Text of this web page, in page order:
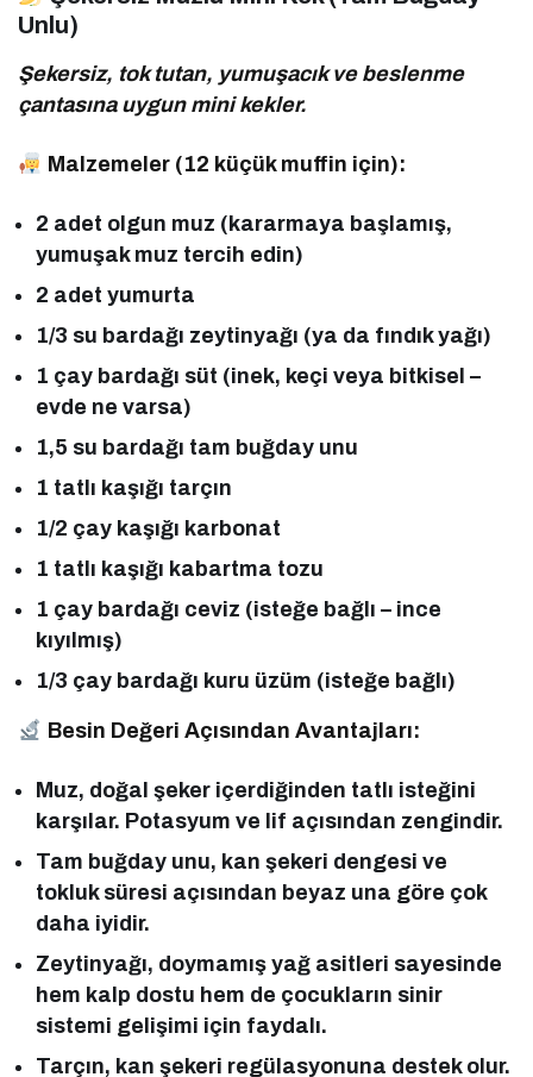
Unlu)
Şekersiz, tok tutan, yumuşacık ve beslenme
çantasına uygun mini kekler.
Malzemeler (12 küçük muffin için):
2 adet olgun muz (kararmaya başlamış,
yumuşak muz tercih edin)
2 adet yumurta
1/3 su bardağı zeytinyağı (ya da fındık yağı)
1 çay bardağı süt (inek, keçi veya bitkisel –
evde ne varsa)
1,5 su bardağı tam buğday unu
1 tatlı kaşığı tarçın
1/2 çay kaşığı karbonat
1 tatlı kaşığı kabartma tozu
1 çay bardağı ceviz (isteğe bağlı – ince
kıyılmış)
1/3 çay bardağı kuru üzüm (isteğe bağlı)
Besin Değeri Açısından Avantajları:
Muz, doğal şeker içerdiğinden tatlı isteğini
karşılar. Potasyum ve lif açısından zengindir.
Tam buğday unu, kan şekeri dengesi ve
tokluk süresi açısından beyaz una göre çok
daha iyidir.
Zeytinyağı, doymamış yağ asitleri sayesinde
hem kalp dostu hem de çocukların sinir
sistemi gelişimi için faydalı.
Tarçın, kan şekeri regülasyonuna destek olur.